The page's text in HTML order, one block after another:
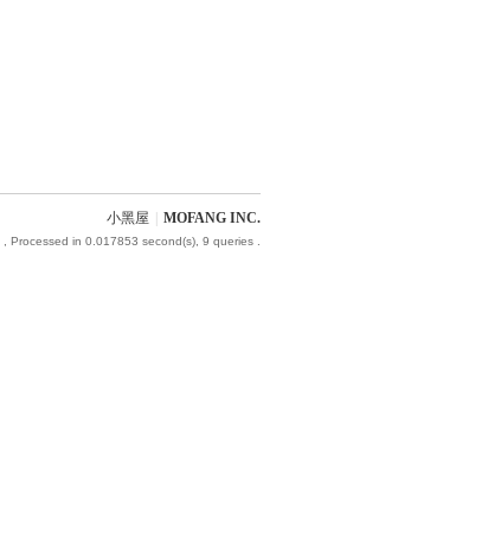
小黑屋 MOFANG INC.
, Processed in 0.017853 second(s), 9 queries .